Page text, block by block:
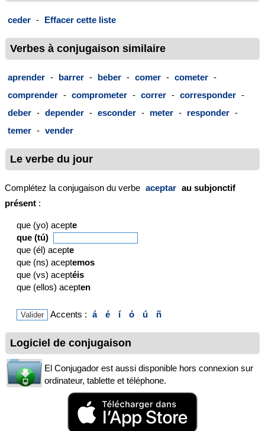
ceder - Effacer cette liste
Verbes à conjugaison similaire
aprender - barrer - beber - comer - cometer -
comprender - comprometer - correr - corresponder -
deber - depender - esconder - meter - responder -
temer - vender
Le verbe du jour
Complétez la conjugaison du verbe aceptar au subjonctif
présent :
que (yo) acepte
que (tú)
que (él) acepte
que (ns) aceptemos
que (vs) aceptéis
que (ellos) acepten
Accents : á é í ó ú ñ
Logiciel de conjugaison
El Conjugador est aussi disponible hors connexion sur
ordinateur, tablette et téléphone.